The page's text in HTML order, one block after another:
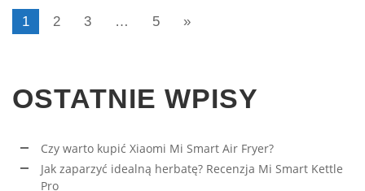
1 2 3 … 5 »
OSTATNIE WPISY
Czy warto kupić Xiaomi Mi Smart Air Fryer?
Jak zaparzyć idealną herbatę? Recenzja Mi Smart Kettle
Pro